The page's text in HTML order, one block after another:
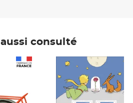
consulté
Prix 7,50€